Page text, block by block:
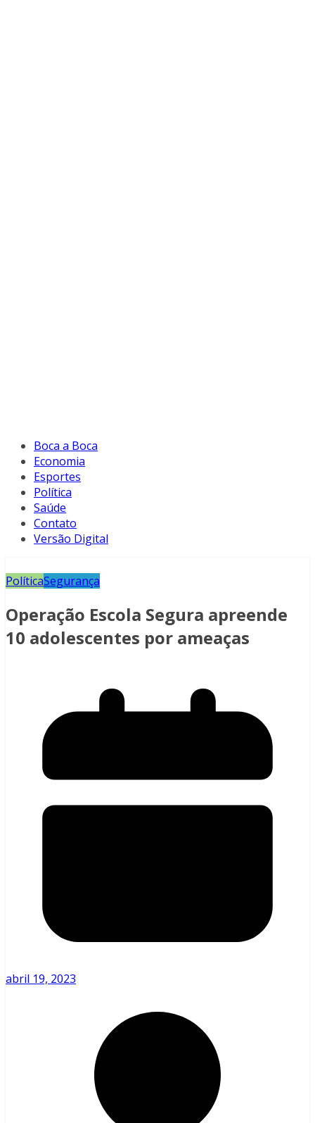
Boca a Boca
Economia
Esportes
Política
Saúde
Contato
Versão Digital
PolíticaSegurança
Operação Escola Segura apreende
10 adolescentes por ameaças
abril 19, 2023